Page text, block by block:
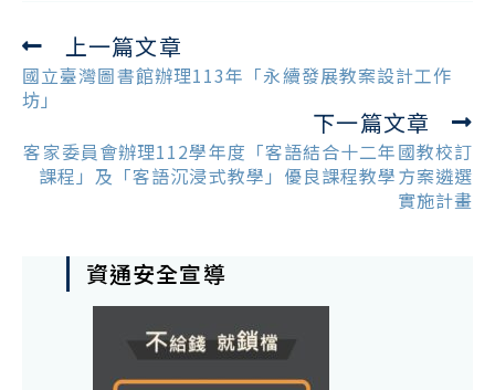
Read
more
articles
上一篇文章
國立臺灣圖書館辦理113年「永續發展教案設計工作
坊」
下一篇文章
客家委員會辦理112學年度「客語結合十二年國教校訂
課程」及「客語沉浸式教學」優良課程教學方案遴選
實施計畫
資通安全宣導